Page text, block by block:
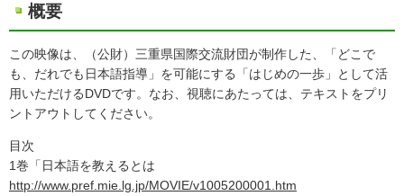
概要
この映像は、（公財）三重県国際交流財団が制作した、「どこで
も、だれでも日本語指導」を可能にする「はじめの一歩」として活
用いただけるDVDです。なお、視聴にあたっては、テキストをプリ
ントアウトしてください。
目次
1巻「日本語を教えるとは
http://www.pref.mie.lg.jp/MOVIE/v1005200001.htm